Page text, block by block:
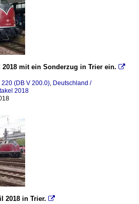
2018 mit ein Sonderzug in Trier ein. 
(DB V 200.0), Deutschland /
2018
2018 in Trier. 